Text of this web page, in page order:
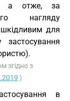
а отже, за
нагляду
для
згідно з
)
в